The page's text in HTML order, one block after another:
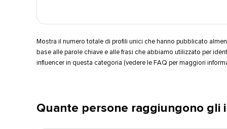
Mostra il numero totale di profili unici che hanno pubblicato
base alle parole chiave e alle frasi che abbiamo utilizzato per
influencer in questa categoria (vedere le FAQ per maggiori
Quante persone raggiungono gli